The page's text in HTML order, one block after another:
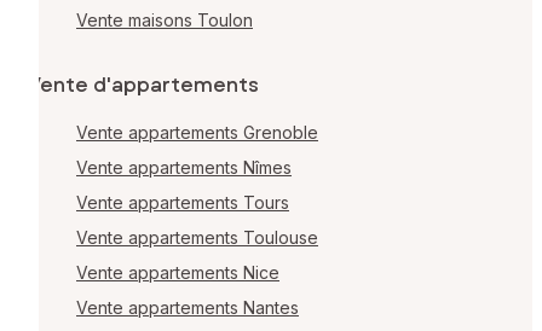
Vente maisons Toulon
Vente d'appartements
Vente appartements Grenoble
Vente appartements Nîmes
Vente appartements Tours
Vente appartements Toulouse
Vente appartements Nice
Vente appartements Nantes